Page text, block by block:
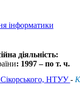
інформатики
діяльність:
: 1997 – по т. ч.
Сікорського, НТУУ-